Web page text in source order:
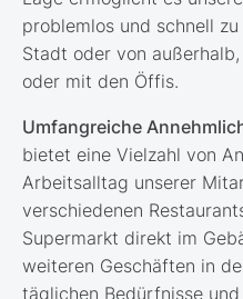
problemlos und schnell
Stadt oder von
oder mit den Öffis.
Umfangreiche
bietet eine Vielzahl von
Arbeitsalltag unserer
verschiedenen
Supermarkt direkt im
weiteren Geschäften in
täglichen Bedürfnisse